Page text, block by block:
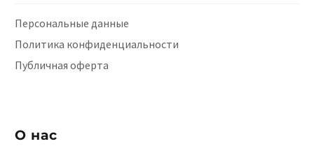
Персональные данные
Политика конфиденциальности
Публичная оферта
О нас